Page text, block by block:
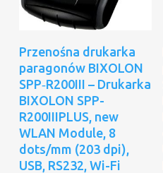
Dodaj Do Koszyka
Przenośna drukarka
paragonów BIXOLON
SPP‑R200III – Drukarka
BIXOLON SPP-
R200IIIPLUS, new
WLAN Module, 8
dots/mm (203 dpi),
USB, RS232, Wi-Fi